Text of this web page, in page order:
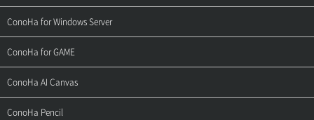
用語集
お問い合わせ
ご利用ガイド
お乗り換えガイド
よくある質問
サポートトップ
ご利用ガイド
APIドキュメントVPS2.0
ConoHa for Windows Server
サポートトップ
ご利用ガイド
ConoHa for GAME
サポートトップ
ご利用ガイド
ConoHa AI Canvas
サポートトップ
ConoHa Pencil